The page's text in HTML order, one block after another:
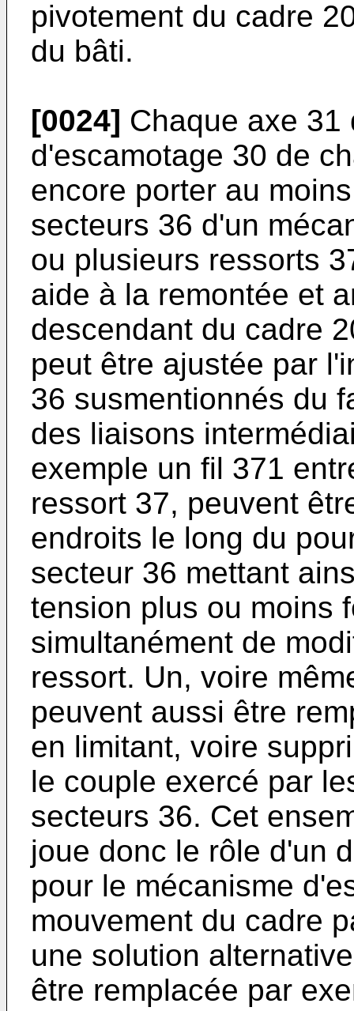
pivotement du cadre
du bâti.
[0024] Chaque axe 31
d'escamotage 30 de
encore porter au
secteurs 36 d'un
ou plusieurs ressorts
aide à la remontée et
descendant du cadre
peut être ajustée par
36 susmentionnés du
des liaisons
exemple un fil 371
ressort 37, peuvent
endroits le long du
secteur 36 mettant
tension plus ou moins
simultanément de
ressort. Un, voire
peuvent aussi être
en limitant, voire
le couple exercé par
secteurs 36. Cet
joue donc le rôle d'un
pour le mécanisme
mouvement du cadre
une solution
être remplacée par